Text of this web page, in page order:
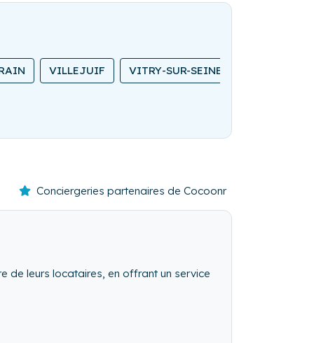
VILLEJUIF VITRY-SUR-SEINE
Conciergeries partenaires de Cocoonr
de leurs locataires, en offrant un service